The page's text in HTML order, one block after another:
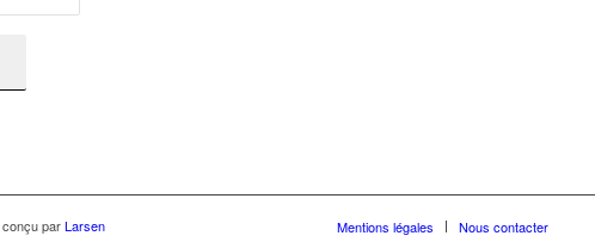
parLarsen Mentions légales Nous contacter